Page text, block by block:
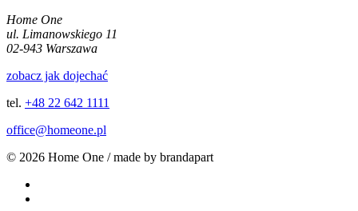
Home One
ul. Limanowskiego 11
02-943 Warszawa
zobacz jak dojechać
tel. +48 22 642 1111
office@homeone.pl
© 2026 Home One / made by brandapart